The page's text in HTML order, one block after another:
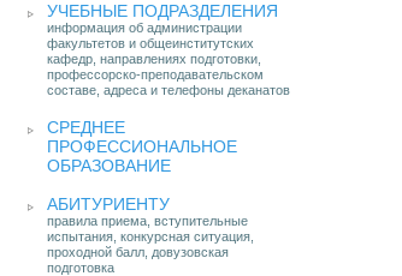
УЧЕБНЫЕ ПОДРАЗДЕЛЕНИЯ
информация об администрации
факультетов и общеинститутских
кафедр, направлениях подготовки,
профессорско-преподавательском
составе, адреса и телефоны деканатов
СРЕДНЕЕ
ПРОФЕССИОНАЛЬНОЕ
ОБРАЗОВАНИЕ
АБИТУРИЕНТУ
правила приема, вступительные
испытания, конкурсная ситуация,
проходной балл, довузовская
подготовка